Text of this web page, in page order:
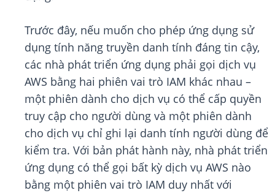
Trước đây, nếu muốn cho phép ứng dụng sử
dụng tính năng truyền danh tính đáng tin cậy,
các nhà phát triển ứng dụng phải gọi dịch vụ
AWS bằng hai phiên vai trò IAM khác nhau –
một phiên dành cho dịch vụ có thể cấp quyền
truy cập cho người dùng và một phiên dành
cho dịch vụ chỉ ghi lại danh tính người dùng để
kiểm tra. Với bản phát hành này, nhà phát triển
ứng dụng có thể gọi bất kỳ dịch vụ AWS nào
bằng một phiên vai trò IAM duy nhất với